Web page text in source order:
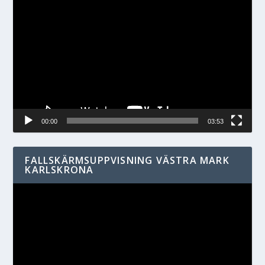
00:00 03:53
FALLSKÄRMSUPPVISNING VÄSTRA MARK
KARLSKRONA